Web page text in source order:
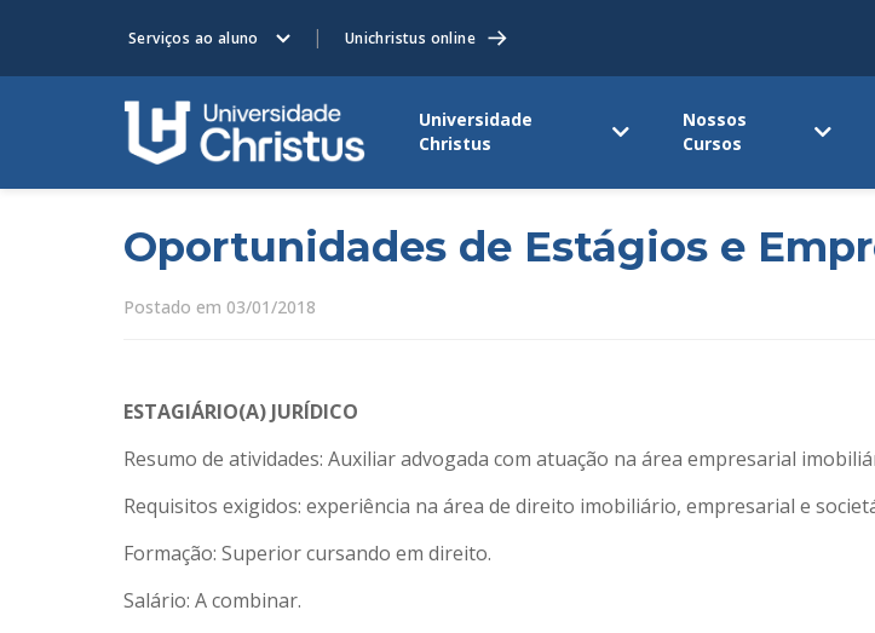
Serviços ao aluno Unichristus online
Universidade
Christus
Nossos
Cursos
Oportunidades de Estágios e
Postado em 03/01/2018
ESTAGIÁRIO(A) JURÍDICO
Resumo de atividades: Auxiliar advogada com atuação na área empresarial
Requisitos exigidos: experiência na área de direito imobiliário, empresarial e
Formação: Superior cursando em direito.
Salário: A combinar.